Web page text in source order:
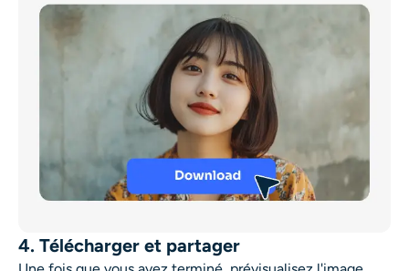
4. Télécharger et partager